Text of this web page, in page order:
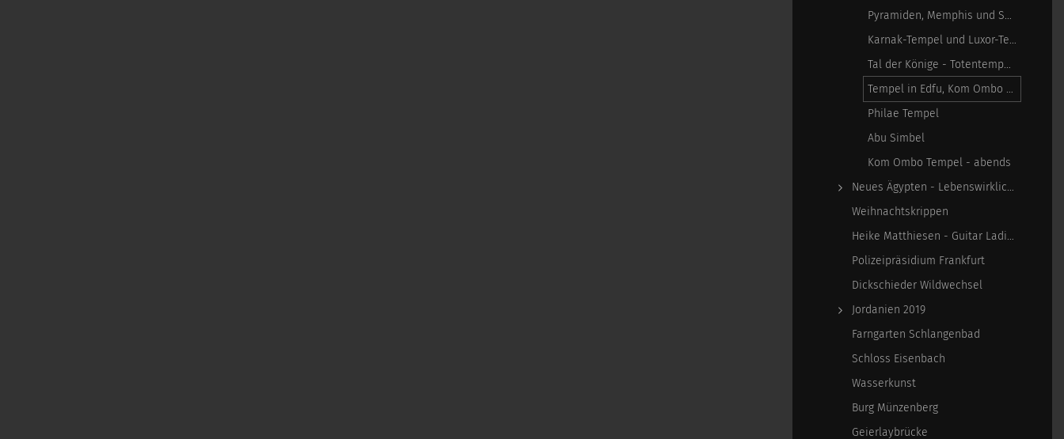
Pyramiden, Memphis und Sakkara
Karnak-Tempel und Luxor-Tempel
Tal der Könige - Totentempel der Hatshepsut
Tempel in Edfu, Kom Ombo am Tag
Philae Tempel
Abu Simbel
Kom Ombo Tempel - abends
Neues Ägypten - Lebenswirklichkeit zwischen…
Weihnachtskrippen
Heike Matthiesen - Guitar Ladies
Polizeipräsidium Frankfurt
Dickschieder Wildwechsel
Jordanien 2019
Farngarten Schlangenbad
Schloss Eisenbach
Wasserkunst
Burg Münzenberg
Geierlaybrücke